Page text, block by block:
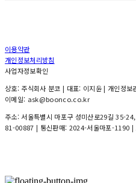
이용약관
개인정보처리방침
사업자정보확인
상호: 주식회사 분코 | 대표: 이지윤 | 개인정
이메일: ask@boonco.co.kr
주소: 서울특별시 마포구 성미산로29길 35-
81-00887 | 통신판매: 2024-서울마포-1190 |